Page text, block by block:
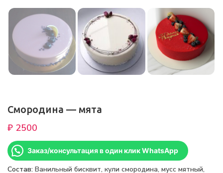
Смородина — мята
₽
Заказ/консультация в один клик WhatsApp
Состав: Ванильный бисквит, кули смородина, мусс мятный,